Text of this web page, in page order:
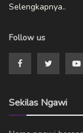
Selengkapnya..
Follow us
Sekilas Ngawi